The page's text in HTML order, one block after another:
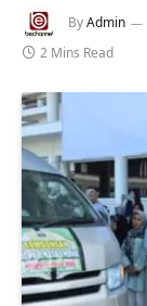
ByAdmin
2 Mins Read